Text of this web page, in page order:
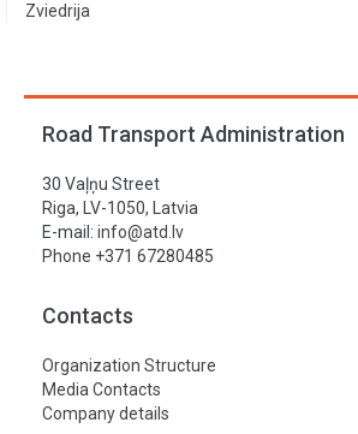
Zviedrija
Road Transport Administration
30 Vaļņu Street
Riga, LV-1050, Latvia
E-mail: info@atd.lv
Phone +371 67280485
Contacts
Organization Structure
Media Contacts
Company details